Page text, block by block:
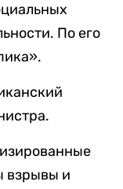
По его
взрывы и